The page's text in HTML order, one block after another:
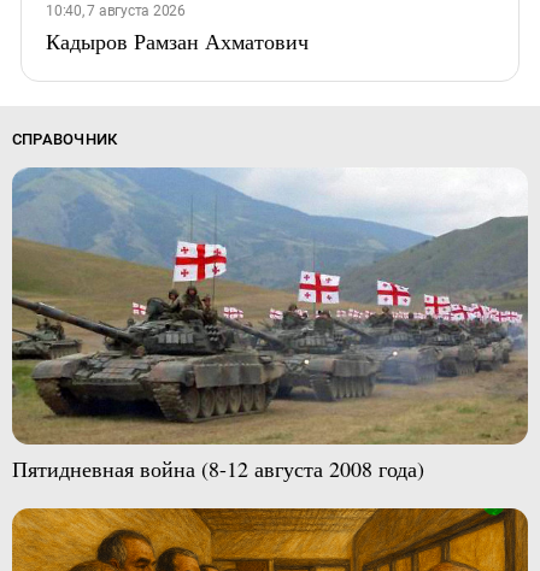
10:40, 7 августа 2026
Кадыров Рамзан Ахматович
СПРАВОЧНИК
Пятидневная война (8-12 августа 2008 года)